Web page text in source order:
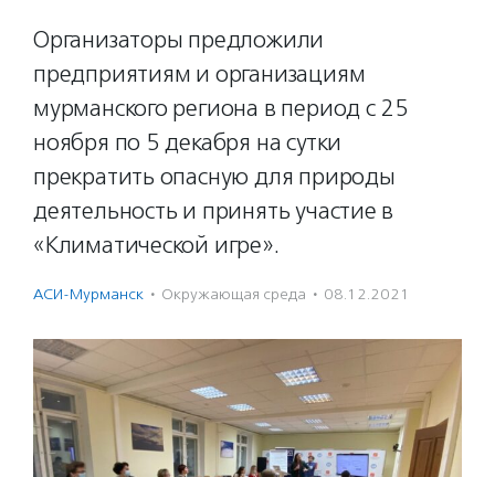
Организаторы предложили
предприятиям и организациям
мурманского региона в период с 25
ноября по 5 декабря на сутки
прекратить опасную для природы
деятельность и принять участие в
«Климатической игре».
АСИ-Мурманск · Окружающая среда · 08.12.2021